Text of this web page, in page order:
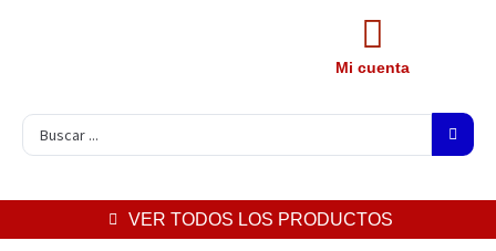
Mi cuenta
VER TODOS LOS PRODUCTOS